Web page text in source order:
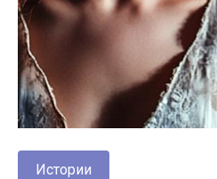
Истории